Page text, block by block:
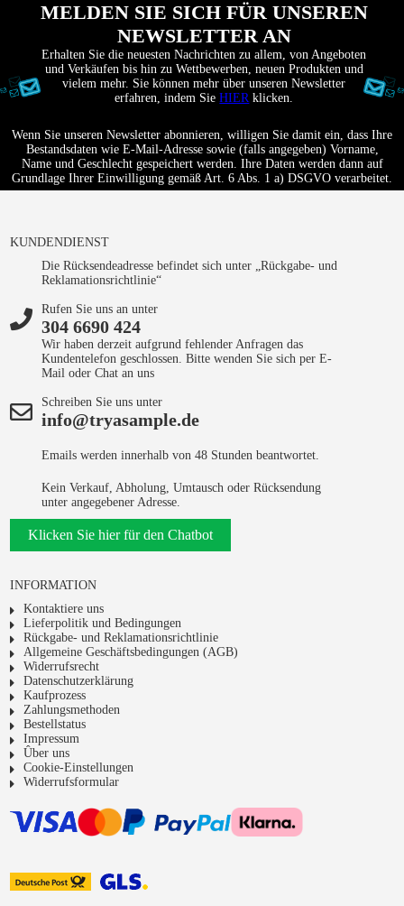
MELDEN SIE SICH FÜR UNSEREN
NEWSLETTER AN
Erhalten Sie die neuesten Nachrichten zu allem, von Angeboten
und Verkäufen bis hin zu Wettbewerben, neuen Produkten und
vielem mehr. Sie können mehr über unseren Newsletter
erfahren, indem SieHIERklicken.
Wenn Sie unseren Newsletter abonnieren, willigen Sie damit ein, dass Ihre
Bestandsdaten wie E-Mail-Adresse sowie (falls angegeben) Vorname,
Name und Geschlecht gespeichert werden. Ihre Daten werden dann auf
Grundlage Ihrer Einwilligung gemäß Art. 6 Abs. 1 a) DSGVO verarbeitet.
KUNDENDIENST
Die Rücksendeadresse befindet sich unter „Rückgabe- und
Reklamationsrichtlinie“
Rufen Sie uns an unter
304 6690 424
Wir haben derzeit aufgrund fehlender Anfragen das
Kundentelefon geschlossen. Bitte wenden Sie sich per E-
Mail oder Chat an uns
Schreiben Sie uns unter
info@tryasample.de
Emails werden innerhalb von 48 Stunden beantwortet.
Kein Verkauf, Abholung, Umtausch oder Rücksendung
unter angegebener Adresse.
Klicken Sie hier für den Chatbot
INFORMATION
Kontaktiere uns
Lieferpolitik und Bedingungen
Rückgabe- und Reklamationsrichtlinie
Allgemeine Geschäftsbedingungen (AGB)
Widerrufsrecht
Datenschutzerklärung
Kaufprozess
Zahlungsmethoden
Bestellstatus
Impressum
Ûber uns
Cookie-Einstellungen
Widerrufsformular